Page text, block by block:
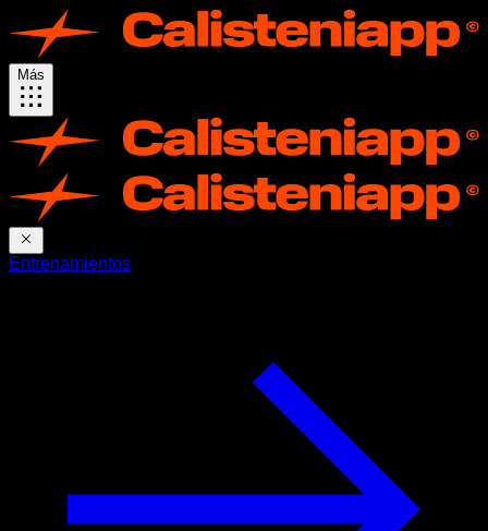
Más
Entrenamientos